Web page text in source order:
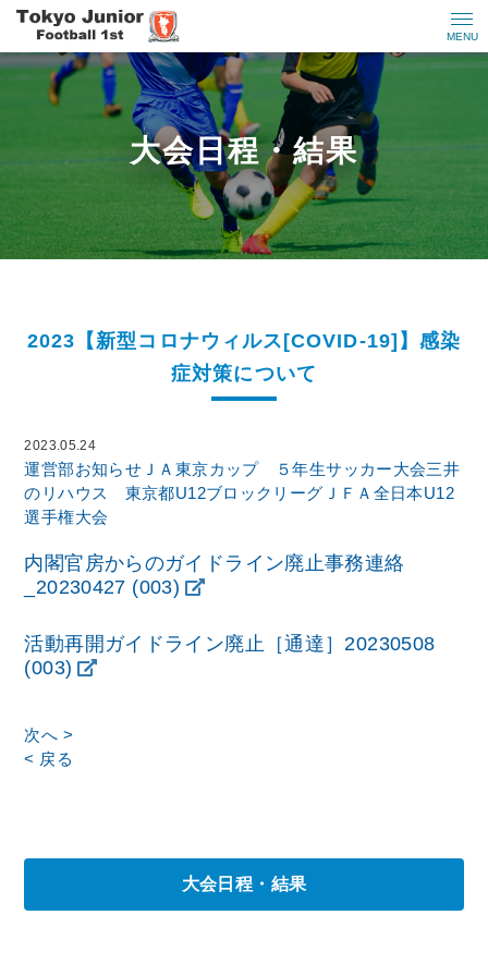
MENU
大会日程・結果
2023【新型コロナウィルス[COVID-19]】感染
症対策について
2023.05.24
運営部お知らせ ＪＡ東京カップ ５年生サッカー大会三井
のリハウス 東京都U12ブロックリーグ ＪＦＡ全日本U12
選手権大会
内閣官房からのガイドライン廃止事務連絡
_20230427 (003)
活動再開ガイドライン廃止［通達］20230508
(003)
次へ >
< 戻る
大会日程・結果